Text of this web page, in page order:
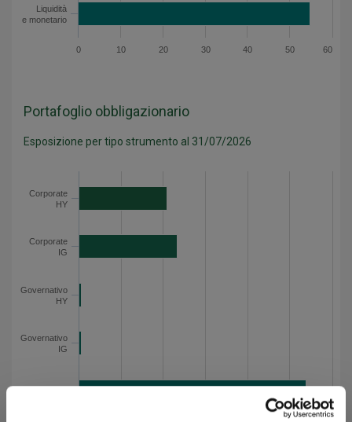
Liquidità
e monetario
0 10 20 30 40 50 60
Portafoglio obbligazionario
Esposizione per tipo strumento al 31/07/2026
Corporate HY
Corporate IG
Governativo HY
Governativo IG
Liquidità
Corporate
HY
Corporate
IG
Governativo
HY
Governativo
IG